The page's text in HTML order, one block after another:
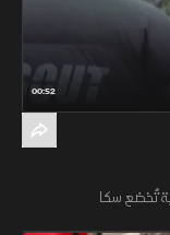
00:52